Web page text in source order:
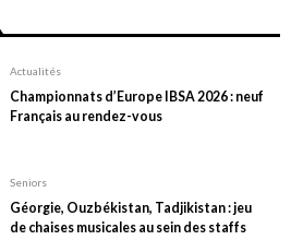
Actualités
Championnats d’Europe IBSA 2026 : neuf
Français au rendez-vous
Seniors
Géorgie, Ouzbékistan, Tadjikistan : jeu
de chaises musicales au sein des staffs